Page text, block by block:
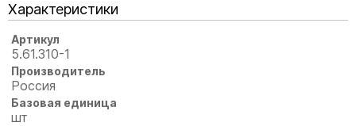
Характеристики
Артикул
5.61.310-1
Производитель
Россия
Базовая единица
шт